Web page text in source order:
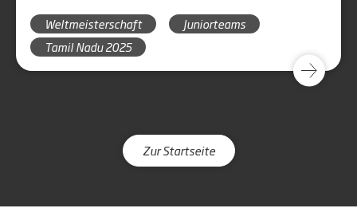
Weltmeisterschaft
Juniorteams
Tamil Nadu 2025
Zur Startseite